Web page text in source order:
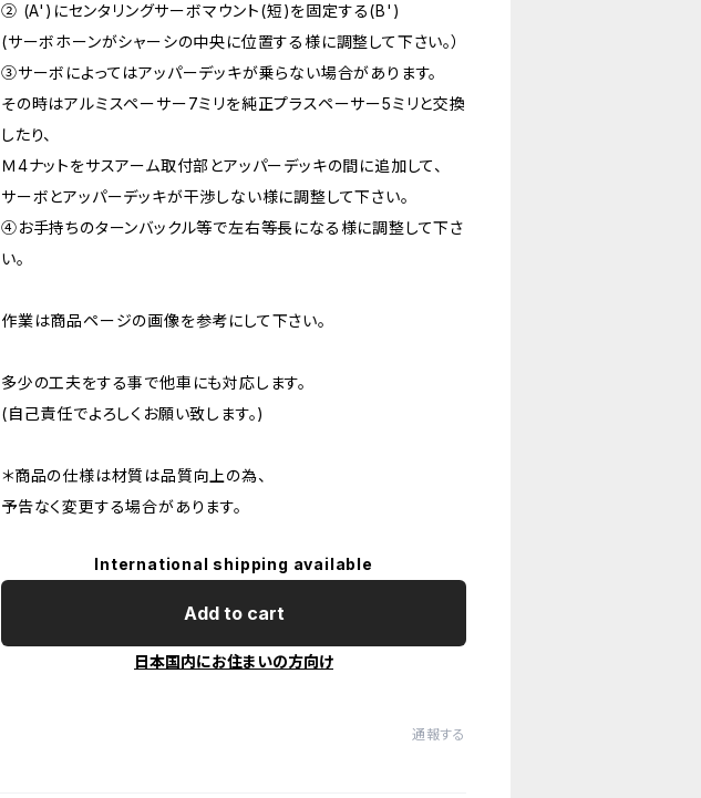
② (A')にセンタリングサーボマウント(短)を固定する(B')
(サーボホーンがシャーシの中央に位置する様に調整して下さい。）
③サーボによってはアッパーデッキが乗らない場合があります。
その時はアルミスペーサー7ミリを純正プラスペーサー5ミリと交換
したり、
Ｍ4ナットをサスアーム取付部とアッパーデッキの間に追加して、
サーボとアッパーデッキが干渉しない様に調整して下さい。
④お手持ちのターンバックル等で左右等長になる様に調整して下さ
い。
作業は商品ページの画像を参考にして下さい。
多少の工夫をする事で他車にも対応します。
(自己責任でよろしくお願い致します。)
＊商品の仕様は材質は品質向上の為、
予告なく変更する場合があります。
International shipping available
Add to cart
日本国内にお住まいの方向け
通報する